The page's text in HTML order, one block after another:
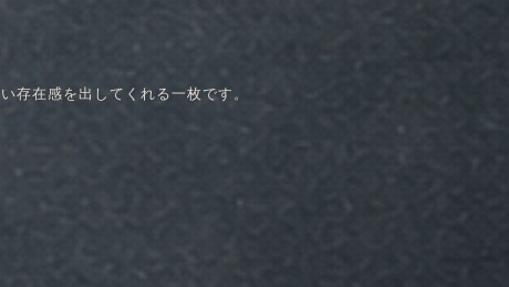
存在感を出してくれる一枚です。